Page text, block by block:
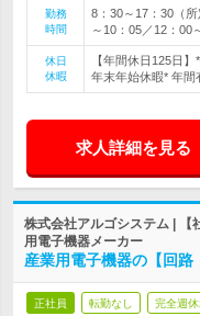
勤務
時間
8：30～17：30（
～10：05／12：00
休日
休暇
【年間休日125日
年末年始休暇* 年間
求人詳細を見る
株式会社アルゴシステム | 【
用電子機器メーカー
産業用電子機器の【回
正社員 転勤なし 完全週休